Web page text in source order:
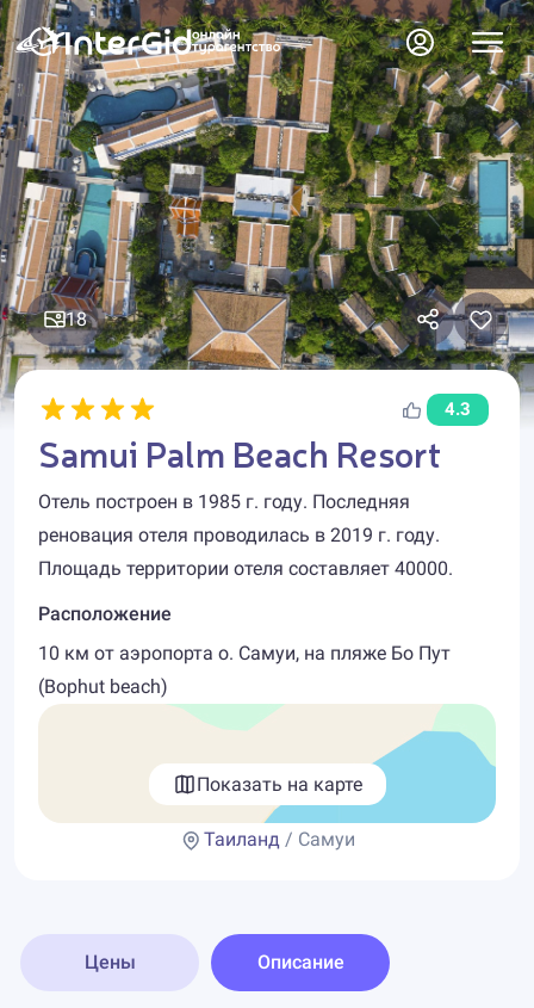
18
4.3
Samui Palm Beach Resort
Отель построен в 1985 г. году. Последняя
реновация отеля проводилась в 2019 г. году.
Площадь территории отеля составляет 40000.
Расположение
10 км от аэропорта о. Самуи, на пляже Бо Пут
(Bophut beach)
Показать на карте
Таиланд / Самуи
Цены Описание